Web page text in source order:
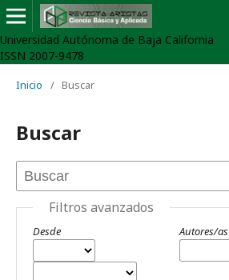
Universidad Autónoma de Baja California
ISSN 2007-9478
Inicio / Buscar
Buscar
Filtros avanzados
Desde Autores/as